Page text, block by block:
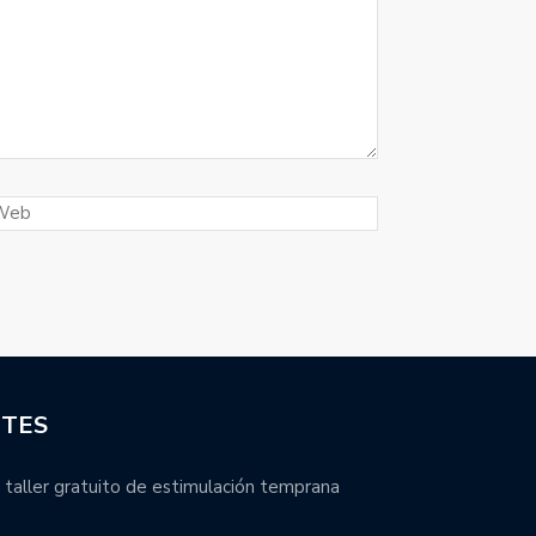
taller gratuito de estimulación temprana